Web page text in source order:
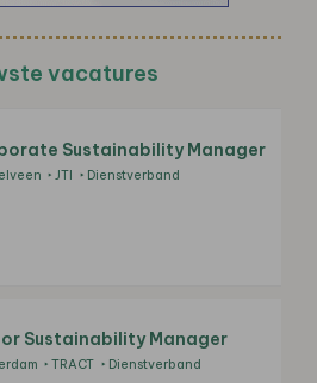
vacatures
Sustainability Manager
JTI Dienstverband
Sustainability Manager
TRACT Dienstverband